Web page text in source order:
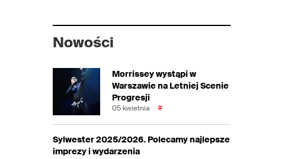
Nowości
Morrissey wystąpi w
Warszawie na Letniej Scenie
Progresji
05 kwietnia #
Sylwester 2025/2026. Polecamy najlepsze
imprezy i wydarzenia